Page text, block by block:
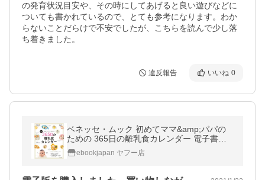
の発育状況目安や、その時にしてあげると良い遊びなどに
ついても書かれているので、とても参考になります。わか
らないことだらけで不安でしたが、こちらを読んで少し落
ち着きました。
違反報告 いいね 0
ベネッセ・ムック 初めてママ&amp;パパの
ための 365日の離乳食カレンダー 電子書籍
版 / ひよこクラブ編集部
ebookjapan ヤフー店